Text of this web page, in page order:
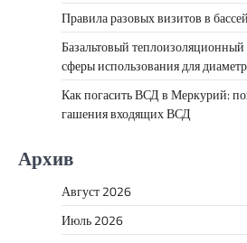
Правила разовых визитов в
Базальтовый
сферы использования для
Как погасить ВСД в Меркурий:
гашения входящих ВСД
Архив
Август 2026
Июль 2026